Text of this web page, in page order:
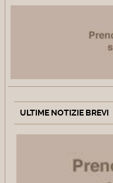
ULTIME NOTIZIE BREVI